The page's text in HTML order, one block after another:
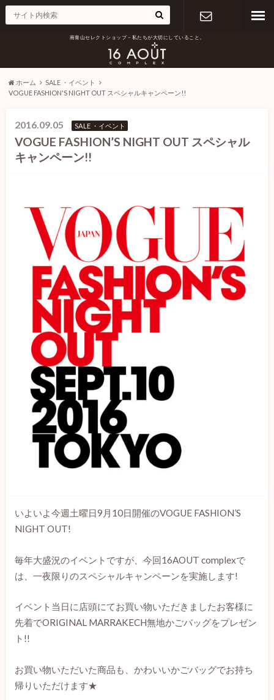
南青山セレクトショップ – 私たちが大切にしていること。
ホーム
SALE ・イベント
VOGUE FASHION'S NIGHT OUT スペシャルキャンペーン!!
2016.09.05 SALE ・イベント
VOGUE FASHION’S NIGHT OUT スペシャル
キャンペーン!!
いよいよ今週土曜日9月10日開催のVOGUE FASHION’S
NIGHT OUT!
毎年大盛況のイベントですが、今回16AOUT complexで
は、一夜限りのスペシャルキャンペーンを実施します!
イベント当日に店頭にてお買い物いただきましたお客様に
先着でORIGINAL MARRAKECH無地かごバッグをプレゼン
ト!!
お買い物いただいた商品も、かわいいかごバッグでお持ち
帰りいただけます★